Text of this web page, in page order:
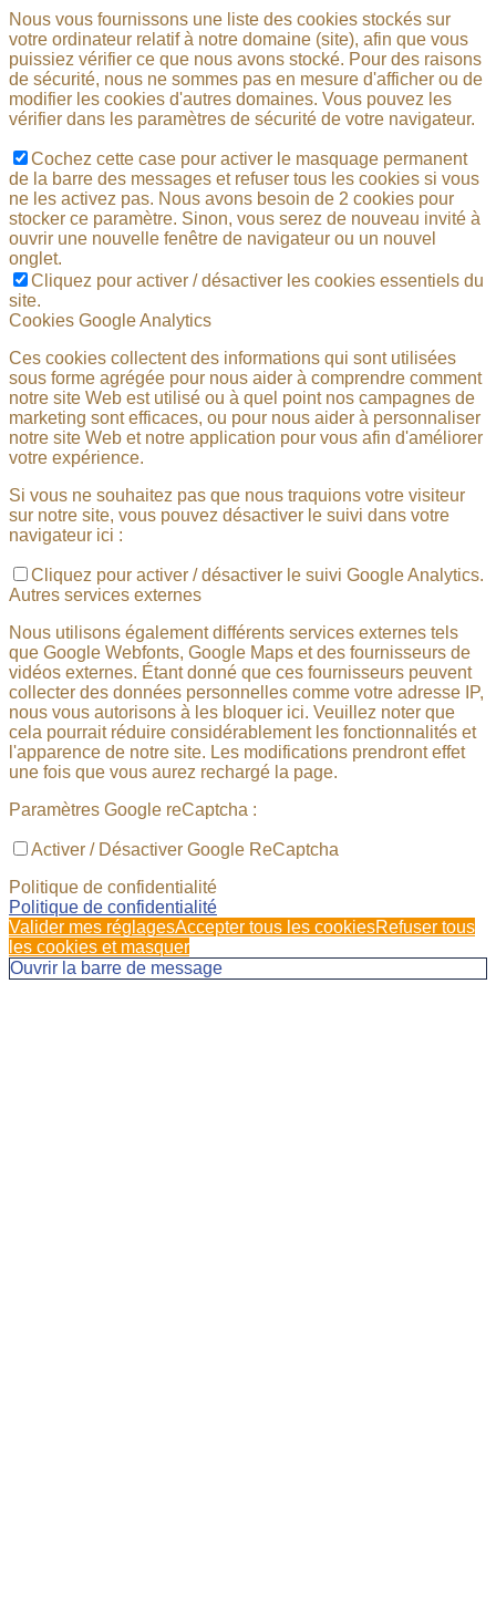
Nous vous fournissons une liste des cookies stockés sur
votre ordinateur relatif à notre domaine (site), afin que vous
puissiez vérifier ce que nous avons stocké. Pour des raisons
de sécurité, nous ne sommes pas en mesure d'afficher ou de
modifier les cookies d'autres domaines. Vous pouvez les
vérifier dans les paramètres de sécurité de votre navigateur.
Cochez cette case pour activer le masquage permanent
de la barre des messages et refuser tous les cookies si vous
ne les activez pas. Nous avons besoin de 2 cookies pour
stocker ce paramètre. Sinon, vous serez de nouveau invité à
ouvrir une nouvelle fenêtre de navigateur ou un nouvel
onglet.
Cliquez pour activer / désactiver les cookies essentiels du
site.
Cookies Google Analytics
Ces cookies collectent des informations qui sont utilisées
sous forme agrégée pour nous aider à comprendre comment
notre site Web est utilisé ou à quel point nos campagnes de
marketing sont efficaces, ou pour nous aider à personnaliser
notre site Web et notre application pour vous afin d'améliorer
votre expérience.
Si vous ne souhaitez pas que nous traquions votre visiteur
sur notre site, vous pouvez désactiver le suivi dans votre
navigateur ici :
Cliquez pour activer / désactiver le suivi Google Analytics.
Autres services externes
Nous utilisons également différents services externes tels
que Google Webfonts, Google Maps et des fournisseurs de
vidéos externes. Étant donné que ces fournisseurs peuvent
collecter des données personnelles comme votre adresse IP,
nous vous autorisons à les bloquer ici. Veuillez noter que
cela pourrait réduire considérablement les fonctionnalités et
l'apparence de notre site. Les modifications prendront effet
une fois que vous aurez rechargé la page.
Paramètres Google reCaptcha :
Activer / Désactiver Google ReCaptcha
Politique de confidentialité
Politique de confidentialité
Valider mes réglagesAccepter tous les cookiesRefuser tous
les cookies et masquer
Ouvrir la barre de message